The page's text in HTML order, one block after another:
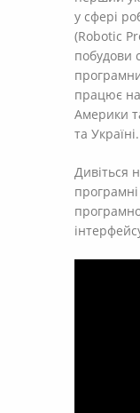
у сфері
(Robotic
побудови
працює
Америки
та Україні.
Дивіться